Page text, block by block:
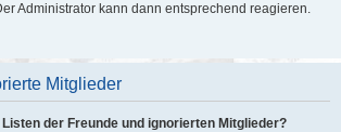
Administrator kann dann entsprechend reagieren.
Mitglieder
der Freunde und ignorierten Mitglieder?